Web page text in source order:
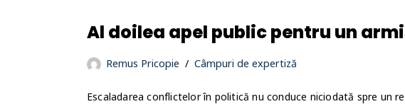
Al doilea apel public pentru un
Remus Pricopie Câmpuri de expertiză
Escaladarea conflictelor în politică nu conduce niciodată spre un